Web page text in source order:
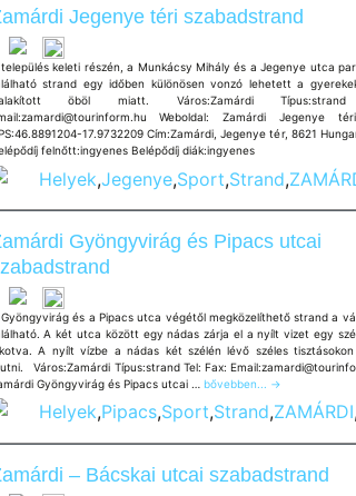
Jegenye téri szabadstrand
keleti részén, a Munkácsy Mihály és a Jegenye utca
strand egy időben különösen vonzó lehetett a
öböl miatt. Város:Zamárdi
Weboldal: Zamárdi Jegenye
17.9732209 Cím:Zamárdi, Jegenye tér, 8621
felnőtt:ingyenes Belépődíj diák:ingyenes
Helyek,Jegenye,Sport,Strand,
Gyöngyvirág és Pipacs utcai
és a Pipacs utca végétől megközelíthető strand a
A két utca között egy nádas zárja el a nyílt vizet egy
A nyílt vízbe a nádas két szélén lévő széles
Város:Zamárdi Típus:strand Tel: Fax:
Gyöngyvirág és Pipacs utcai …
Zamárdi
és
utcai
szabadstrand
bővebben... →
Helyek,Pipacs,Sport,Strand,ZAMÁRDI
– Bácskai utcai szabadstrand